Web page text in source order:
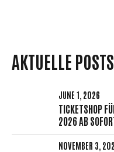
AKTUELLE POSTS
JUNE 1, 2026
TICKETSHOP
2026 AB
NOVEMBER 3,